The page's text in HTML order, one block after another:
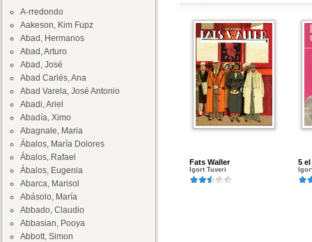
A-rredondo
Aakeson, Kim Fupz
Abad, Hermanos
Abad, Arturo
Abad, José
Abad Carlés, Ana
Abad Varela, José Antonio
Abadi, Ariel
Abadía, Ximo
Abagnale, Maria
Ábalos, María Dolores
Ábalos, Rafael
Ábalos, Eugenia
Abarca, Marisol
Abásolo, María
Abbado, Claudio
Abbasian, Pooya
Abbott, Simon
Fats Waller
Igort Tuveri
5